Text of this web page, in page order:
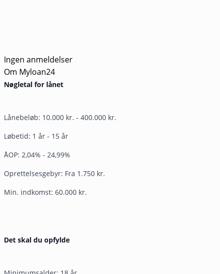
Ingen anmeldelser
Om Myloan24
Nøgletal for lånet
Lånebeløb: 10.000 kr. - 400.000 kr.
Løbetid: 1 år - 15 år
ÅOP: 2,04% - 24,99%
Oprettelsesgebyr: Fra 1.750 kr.
Min. indkomst: 60.000 kr.
Det skal du opfylde